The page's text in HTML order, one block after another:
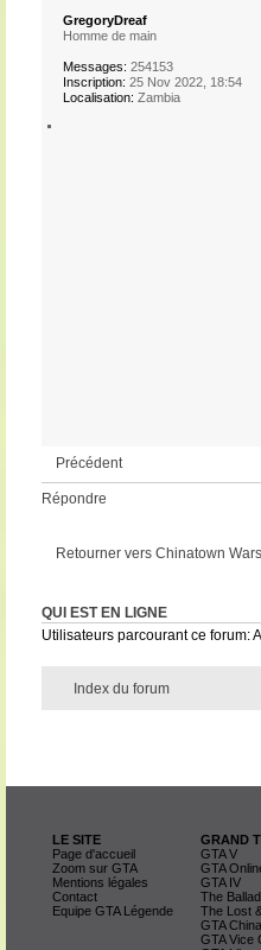
GregoryDreaf
Homme de main
Messages: 254153
Inscription: 25 Nov 2022, 18:54
Localisation: Zambia
Précédent
Répondre
Retourner vers Chinatown Wars
QUI EST EN LIGNE
Utilisateurs parcourant ce forum:
Index du forum
LE SITE
Page d'accueil
Zoom sur GTA
Mentions légales
Contact
Equipe GTA Légende
GRAND
GTA V
GTA
GTA IV
The
The Lost
GTA
GTA Vice